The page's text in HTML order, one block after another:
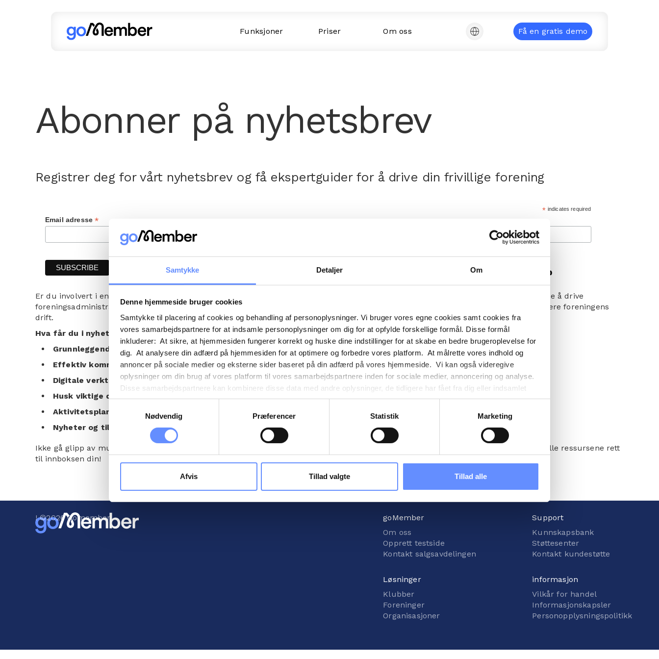
Samtykke Detaljer Om
Denne hjemmeside bruger cookies
Samtykke til placering af cookies og behandling af personoplysninger. Vi bruger vores egne cookies samt cookies fra
vores samarbejdspartnere for at indsamle personoplysninger om dig for at opfylde forskellige formål. Disse formål
inkluderer: At sikre, at hjemmesiden fungerer korrekt og huske dine indstillinger for at skabe en bedre brugeroplevelse for
dig. At analysere din adfærd på hjemmesiden for at optimere og forbedre vores platform. At målrette vores indhold og
annoncer på sociale medier og eksterne sider baseret på din adfærd på vores hjemmeside. Vi kan også videregive
oplysninger om din brug af vores platform til vores samarbejdspartnere inden for sociale medier, annoncering og analyse.
Disse samarbejdspartnere kan kombinere disse data med andre oplysninger, de tidligere har fået fra dig eller indsamlet
gennem din brug af deres tjenester. Det skal bemærkes, at nogle af vores samarbejdspartnere kan være placeret i usikre
tredjelande, herunder USA. Under detaljer finder du yderligere information om formålene med cookies, overordnede
cookie opbevares. Du bestemmer selv, hvilke formål vores hjemmeside må anvende cookies til og dermed behandle
Nødvendig
Præferencer Statistik Marketing
Afvis Tillad valgte Tillad alle
Funksjoner Priser Om oss Få en gratis demo
Abonner på nyhetsbrev
Registrer deg for vårt nyhetsbrev og få ekspertguider for å drive din frivillige forening
* indicates required
Email adresse*
Er du involvert i en frivillig forening og ønsker å forbedre organisasjonen din, medlemstilfredsheten og generelt bare gjøre det enklere å drive
foreningsadministrasjon? Registrer deg for vårt nyhetsbrev og få tilgang til eksklusive guider og tips for å hjelpe deg med å optimalisere foreningens
drift.
Hva får du i nyhetsbrevet vårt?
Grunnleggende opplæringsprogrammer:
Lær hvordan du utarbeider vedtekter og håndterer finansiell rapportering.
Effektiv kommunikasjon:Få innsikt i hvordan du best kan kommunisere med medlemmene og bygge engasjement.
Digitale verktøy:Oppdag hvordan GoMember og andre elektroniske verktøy kan lette administrasjonsbyrden din.
Husk viktige datoer:
Aktivitetsplanlegging:
Tips for å organisere arrangementer som beholder medlemmer og skaper fellesskap.
Nyheter og tilbud:
Vær blant de første til å høre om nye initiativer og tilbud fra GoMember.
Ikke gå glipp av muligheten til å forbedre driften av foreningen din med praktiske råd og verktøy. Registrer deg nå og få disse verdifulle ressursene rett
til innboksen din!
goMember
Om oss
Opprett testside
Kontakt salgsavdelingen
Løsninger
Klubber
Foreninger
Organisasjoner
Support
Kunnskapsbank
Støttesenter
Kontakt kundestøtte
informasjon
Vilkår for handel
Informasjonskapsler
Personopplysningspolitikk
! ©2026Gomember